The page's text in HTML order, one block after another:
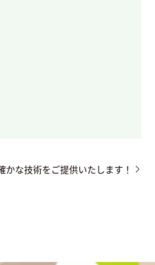
な技術をご提供いたします！